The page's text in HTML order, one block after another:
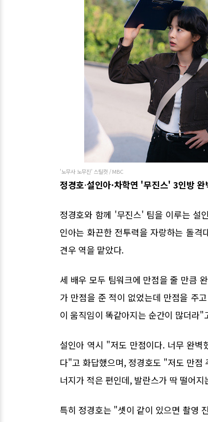
'노무사 노무진' 스틸컷 / MBC
정경호·설인아·차학연 '무진스' 3인방
정경호와 함께 '무진스' 팀을 이루는 설
인아는 화끈한 전투력을 자랑하는 돌
견우 역을 맡았다.
세 배우 모두 팀워크에 만점을 줄 만큼
가 만점을 준 적이 없었는데 만점을 주
이 움직임이 똑같아지는 순간이 많더라"
설인아 역시 "저도 만점이다. 너무 완벽
다"고 화답했으며, 정경호도 "저도 만점
너지가 적은 편인데, 발란스가 딱 떨어
특히 정경호는 "셋이 같이 있으면 촬영